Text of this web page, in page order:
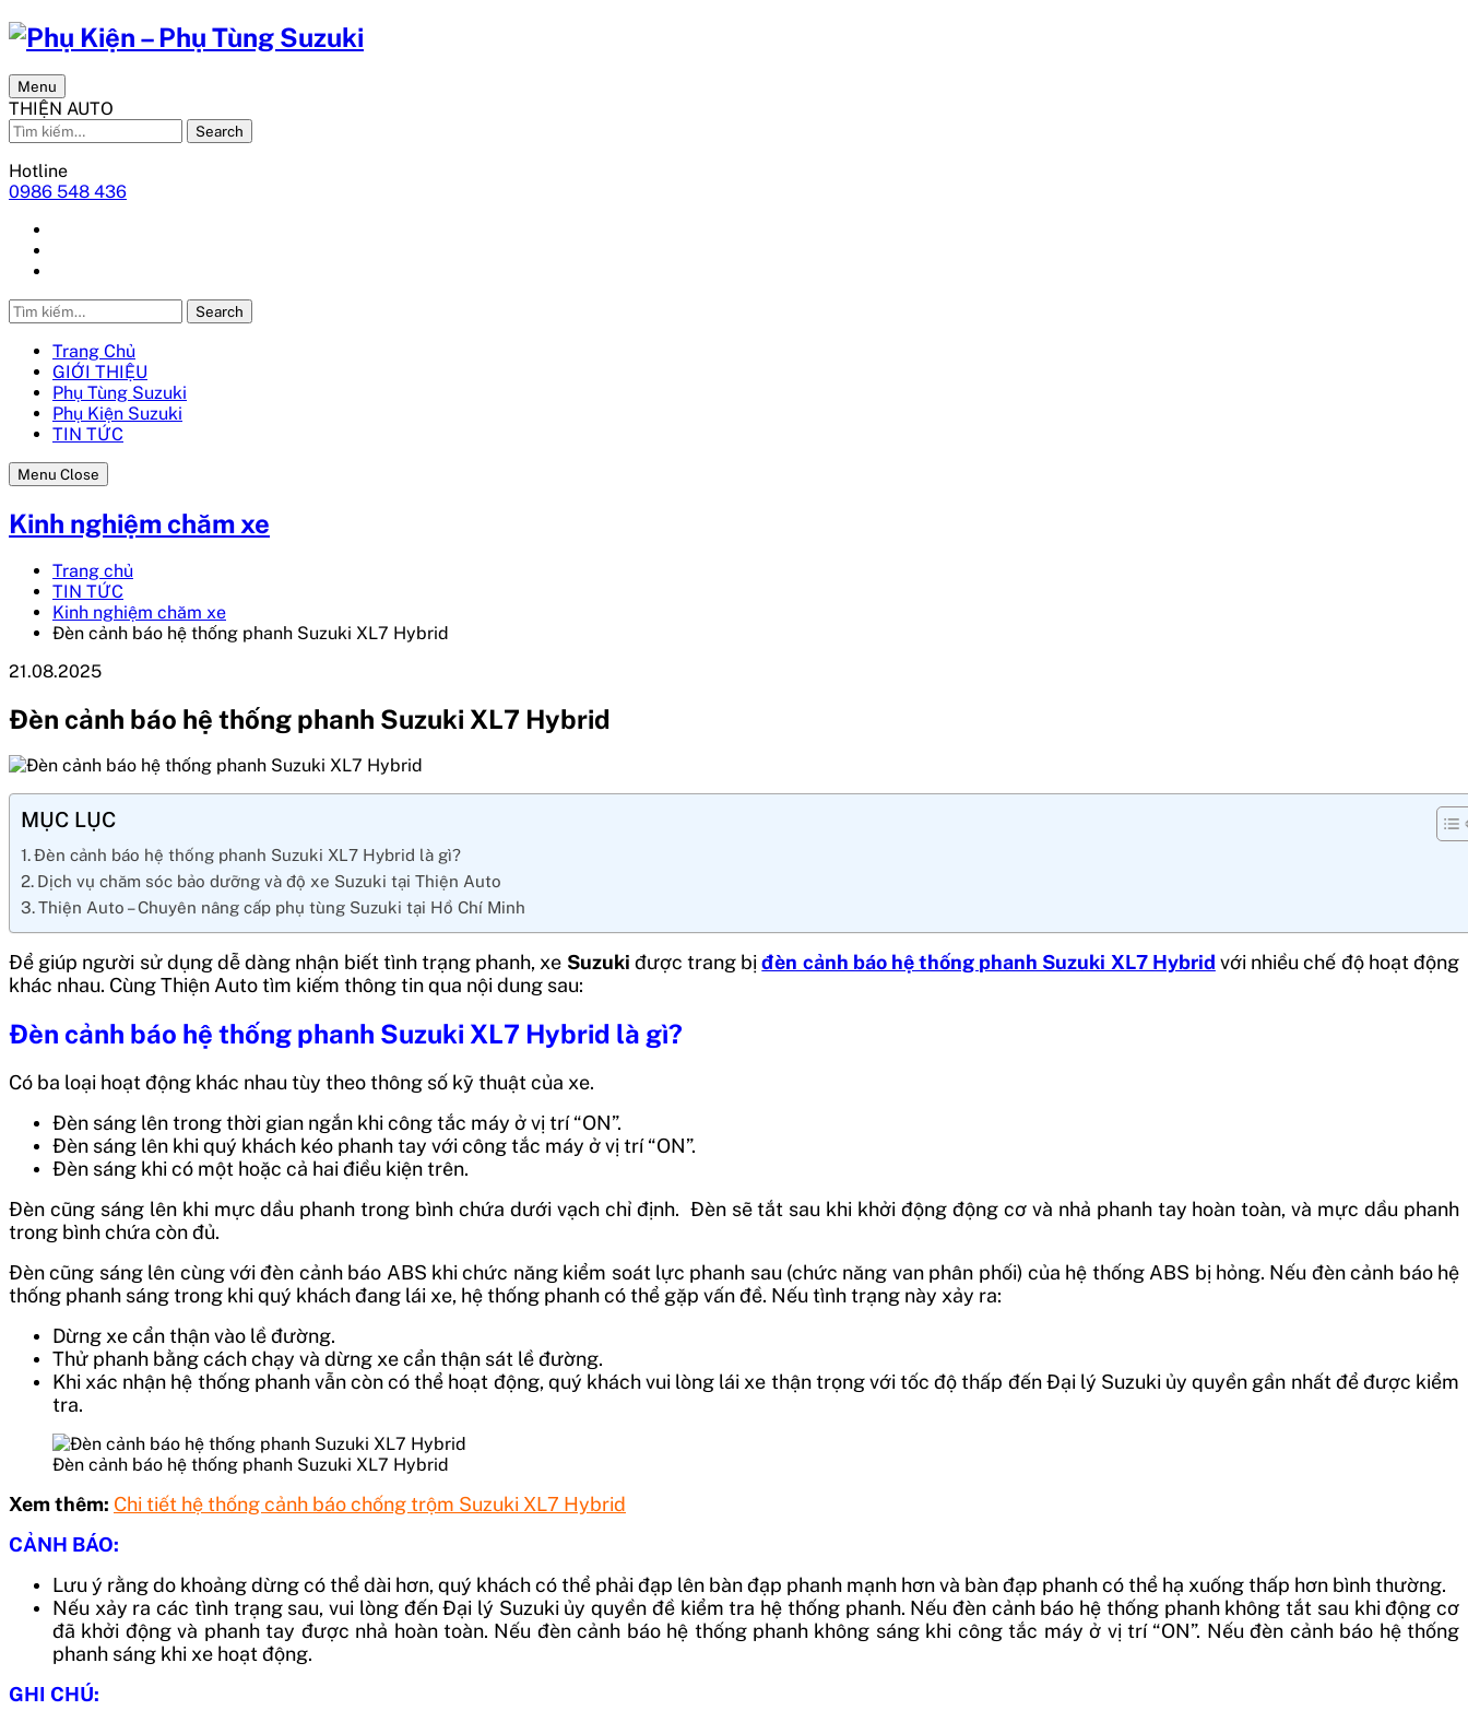
Menu
THIỆN AUTO
Search
Hotline
0986 548 436
Search
Trang Chủ
GIỚI THIỆU
Phụ Tùng Suzuki
Phụ Kiện Suzuki
TIN TỨC
Menu Close
Kinh nghiệm chăm xe
Trang chủ
TIN TỨC
Kinh nghiệm chăm xe
Đèn cảnh báo hệ thống phanh Suzuki XL7 Hybrid
21.08.2025
Đèn cảnh báo hệ thống phanh Suzuki XL7 Hybrid
MỤC LỤC
Đèn cảnh báo hệ thống phanh Suzuki XL7 Hybrid là gì?
Dịch vụ chăm sóc bảo dưỡng và độ xe Suzuki tại Thiện Auto
Thiện Auto – Chuyên nâng cấp phụ tùng Suzuki tại Hồ Chí Minh
Để giúp người sử dụng dễ dàng nhận biết tình trạng phanh, xe Suzuki được trang bịđèn cảnh báo hệ thống phanh Suzuki XL7 Hybrid với nhiều chế độ hoạt động
khác nhau. Cùng Thiện Auto tìm kiếm thông tin qua nội dung sau:
Đèn cảnh báo hệ thống phanh Suzuki XL7 Hybrid là gì?
Có ba loại hoạt động khác nhau tùy theo thông số kỹ thuật của xe.
Đèn sáng lên trong thời gian ngắn khi công tắc máy ở vị trí “ON”.
Đèn sáng lên khi quý khách kéo phanh tay với công tắc máy ở vị trí “ON”.
Đèn sáng khi có một hoặc cả hai điều kiện trên.
Đèn cũng sáng lên khi mực dầu phanh trong bình chứa dưới vạch chỉ định. Đèn sẽ tắt sau khi khởi động động cơ và nhả phanh tay hoàn toàn, và mực dầu phanh
trong bình chứa còn đủ.
Đèn cũng sáng lên cùng với đèn cảnh báo ABS khi chức năng kiểm soát lực phanh sau (chức năng van phân phối) của hệ thống ABS bị hỏng. Nếu đèn cảnh báo hệ
thống phanh sáng trong khi quý khách đang lái xe, hệ thống phanh có thể gặp vấn đề. Nếu tình trạng này xảy ra:
Dừng xe cẩn thận vào lề đường.
Thử phanh bằng cách chạy và dừng xe cẩn thận sát lề đường.
Khi xác nhận hệ thống phanh vẫn còn có thể hoạt động, quý khách vui lòng lái xe thận trọng với tốc độ thấp đến Đại lý Suzuki ủy quyền gần nhất để được kiểm
tra.
Đèn cảnh báo hệ thống phanh Suzuki XL7 Hybrid
Xem thêm: Chi tiết hệ thống cảnh báo chống trộm Suzuki XL7 Hybrid
CẢNH BÁO:
Lưu ý rằng do khoảng dừng có thể dài hơn, quý khách có thể phải đạp lên bàn đạp phanh mạnh hơn và bàn đạp phanh có thể hạ xuống thấp hơn bình thường.
Nếu xảy ra các tình trạng sau, vui lòng đến Đại lý Suzuki ủy quyền đề kiểm tra hệ thống phanh. Nếu đèn cảnh báo hệ thống phanh không tắt sau khi động cơ
đã khởi động và phanh tay được nhả hoàn toàn. Nếu đèn cảnh báo hệ thống phanh không sáng khi công tắc máy ở vị trí “ON”. Nếu đèn cảnh báo hệ thống
phanh sáng khi xe hoạt động.
GHI CHÚ: